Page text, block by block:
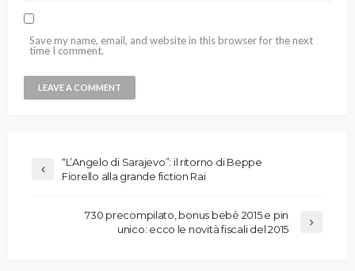
Save my name, email, and website in this browser for the next
time I comment.
“L’Angelo di Sarajevo”: il ritorno di Beppe
Fiorello alla grande fiction Rai
730 precompilato, bonus bebè 2015 e pin
unico: ecco le novità fiscali del 2015